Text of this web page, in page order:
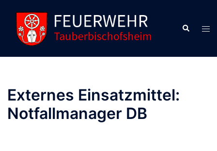
Inhalt
springen
Suche
Externes Einsatzmittel:
Notfallmanager DB